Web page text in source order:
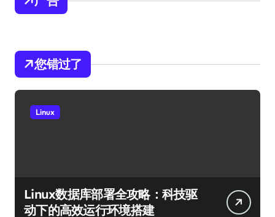
您错过了
Linux
Linux数据库部署全攻略：科技驱
动下的高效运行环境搭建